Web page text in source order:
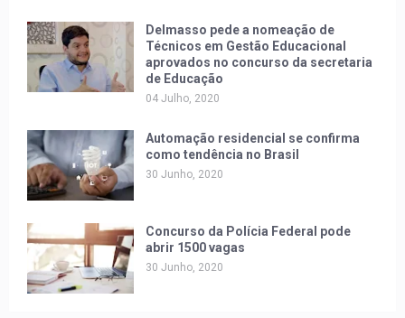
Delmasso pede a nomeação de
Técnicos em Gestão Educacional
aprovados no concurso da secretaria
de Educação
04 Julho, 2020
Automação residencial se confirma
como tendência no Brasil
30 Junho, 2020
Concurso da Polícia Federal pode
abrir 1500 vagas
30 Junho, 2020